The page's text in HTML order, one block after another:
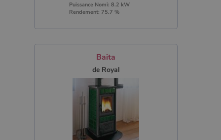
Puissance Nomi: 8.2 kW
Rendement: 75.7 %
Baita
de Royal